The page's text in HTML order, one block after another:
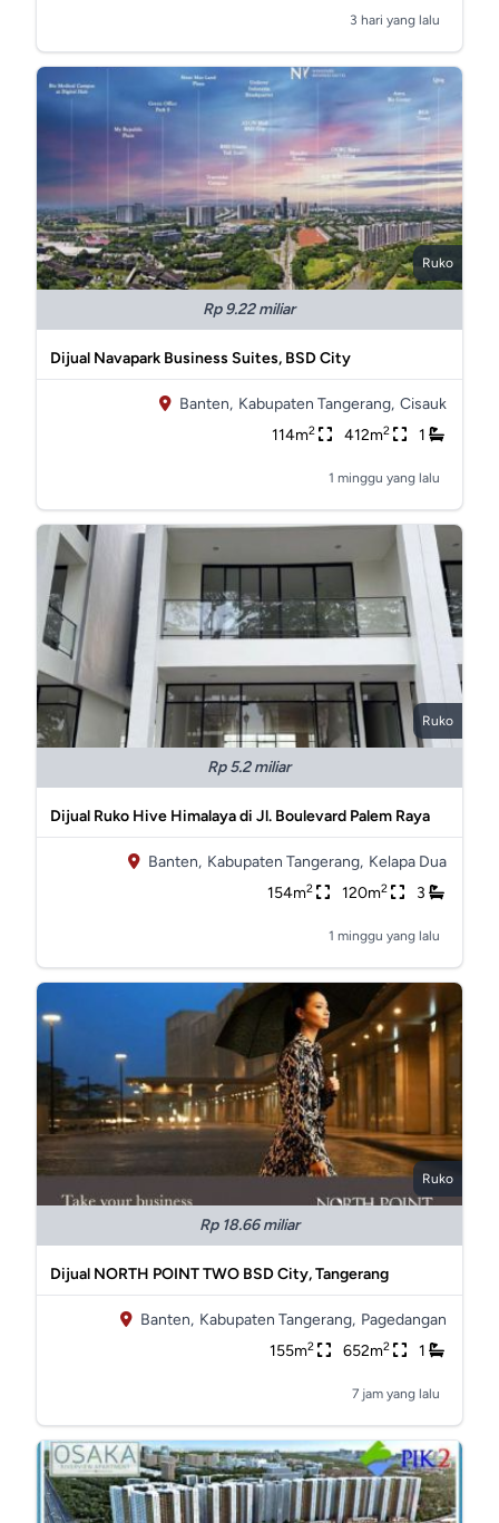
3 hari yang lalu
Ruko
Rp 9.22 miliar
Dijual Navapark Business Suites, BSD City
Banten, Kabupaten Tangerang, Cisauk
114m2 412m2 1
1 minggu yang lalu
Ruko
Rp 5.2 miliar
Dijual Ruko Hive Himalaya di Jl. Boulevard Palem Raya
Banten, Kabupaten Tangerang, Kelapa Dua
154m2 120m2 3
1 minggu yang lalu
Ruko
Rp 18.66 miliar
Dijual NORTH POINT TWO BSD City, Tangerang
Banten, Kabupaten Tangerang, Pagedangan
155m2 652m2 1
7 jam yang lalu